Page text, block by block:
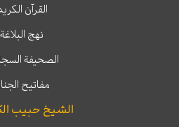
القرآن
نهج البلاغة
الصحيفة
مفاتيح
الشيخ حبيب